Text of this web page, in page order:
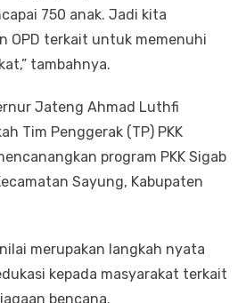
750 anak. Jadi kita
OPD terkait untuk memenuhi
tambahnya.
Jateng Ahmad Luthfi
Tim Penggerak (TP) PKK
program PKK Sigab
Sayung, Kabupaten
merupakan langkah nyata
kepada masyarakat terkait
bencana.